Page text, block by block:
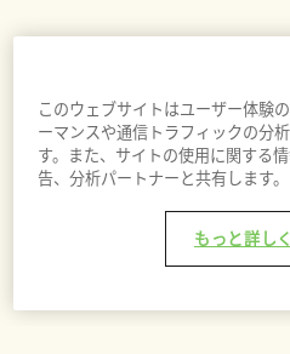
このウェブサイトはユーザー体験
ーマンスや通信トラフィックの分
す。また、サイトの使用に関する
告、分析パートナーと共有します。
もっと詳し